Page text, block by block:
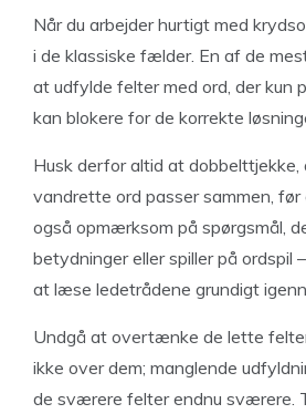
Når du arbejder hurtigt med
i de klassiske fælder. En af de
at udfylde felter med ord, der kun
kan blokere for de korrekte
Husk derfor altid at
vandrette ord passer sammen,
også opmærksom på spørgsmål,
betydninger eller spiller på ordspil
at læse ledetrådene grundigt
Undgå at overtænke de lette
ikke over dem; manglende
de sværere felter endnu sværere.